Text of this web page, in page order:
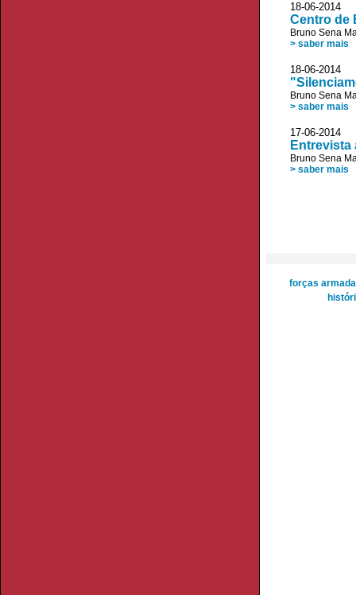
18-06-2014
Centro de
Bruno Sena
> saber mais
18-06-
Bruno Sena
> saber mais
17-06-
Entrevista
Bruno Sena
> saber mais
forças